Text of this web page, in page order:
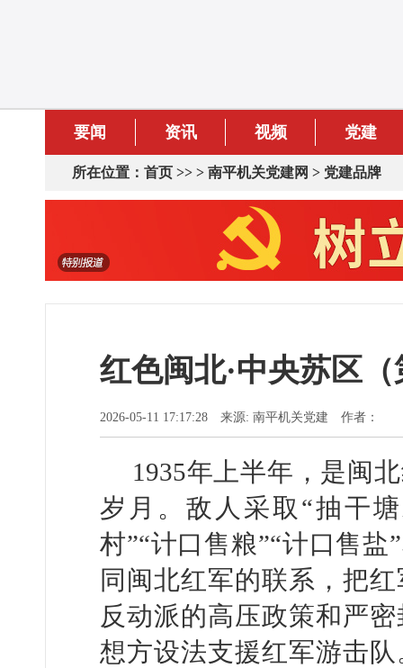
要闻 资讯 视频 党建
所在位置： 首页 >> > 南平机关党建网 > 党建品牌
红色闽北·中央苏区
2026-05-11 17:17:28 来源: 南平机关党建 作者：
1935年上半年，是闽
岁月。敌人采取“抽干
村”“计口售粮”“计口售
同闽北红军的联系，把
反动派的高压政策和严
想方设法支援红军游击